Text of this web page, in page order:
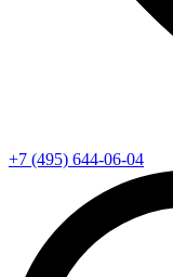
+7 (495) 644-06-04